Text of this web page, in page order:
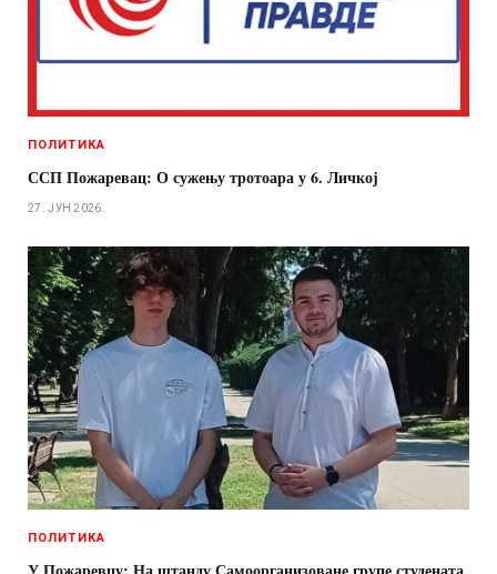
ПОЛИТИКА
ССП Пожаревац: О сужењу тротоара у 6. Личкој
27. ЈУН 2026.
ПОЛИТИКА